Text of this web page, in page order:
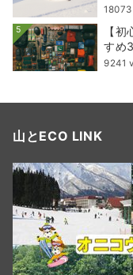
5
【
すめ
9241
山とECO LINK